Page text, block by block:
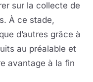
sur la collecte de
À ce stade,
d’autres grâce à
au préalable et
avantage à la fin